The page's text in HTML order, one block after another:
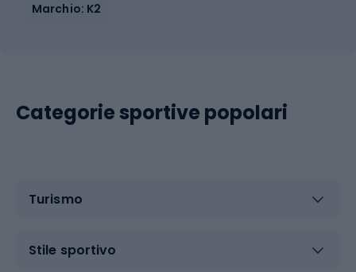
Marchio: K2
Categorie sportive popolari
Turismo
Stile sportivo